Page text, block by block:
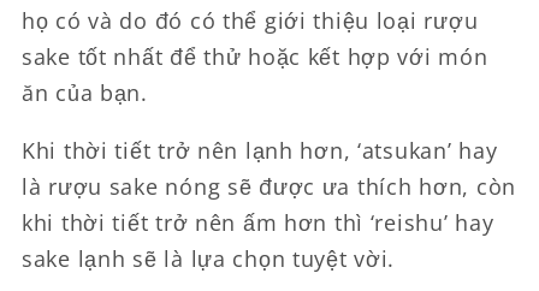
họ có và do đó có thể giới thiệu loại rượu
sake tốt nhất để thử hoặc kết hợp với món
ăn của bạn.
Khi thời tiết trở nên lạnh hơn, ‘atsukan’ hay
là rượu sake nóng sẽ được ưa thích hơn, còn
khi thời tiết trở nên ấm hơn thì ‘reishu’ hay
sake lạnh sẽ là lựa chọn tuyệt vời.